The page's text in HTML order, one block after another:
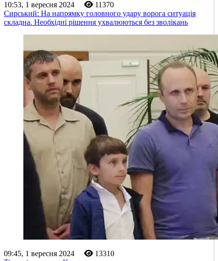
10:53, 1 вересня 2024
11370
Сирський: На напрямку головного удару ворога ситуація
складна. Необхідні рішення ухвалюються без зволікань
09:45, 1 вересня 2024
13310